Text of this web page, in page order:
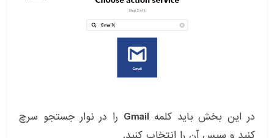
در این بخش باید کلمه Gmail را در نوار جستجو سرچ